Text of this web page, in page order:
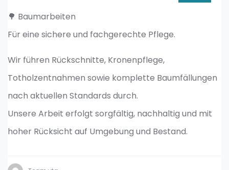
🌳 Baumarbeiten
Für eine sichere und fachgerechte Pflege.
Wir führen Rückschnitte, Kronenpflege,
Totholzentnahmen sowie komplette Baumfällungen
nach aktuellen Standards durch.
Unsere Arbeit erfolgt sorgfältig, nachhaltig und mit
hoher Rücksicht auf Umgebung und Bestand.